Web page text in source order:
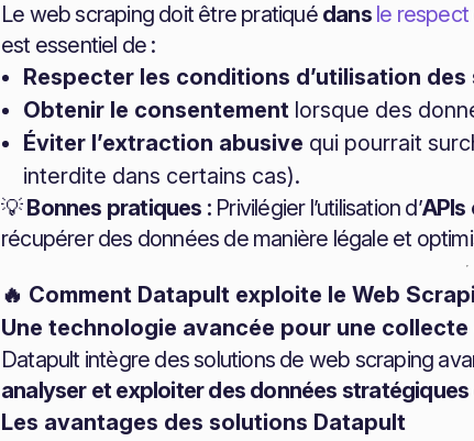
Le web scraping doit être pratiqué dansle respect
est essentiel de :
Respecter les conditions d’utilisation des
Obtenir le consentement lorsque des
Éviter l’extraction abusive qui pourrait
interdite dans certains cas).
💡Bonnes pratiques : Privilégier l’utilisation d’
récupérer des données de manière légale et
🔥 Comment Datapult exploite le Web
Une technologie avancée pour une
Datapult intègre des solutions de web scraping
analyser et exploiter des données
Les avantages des solutions Datapult